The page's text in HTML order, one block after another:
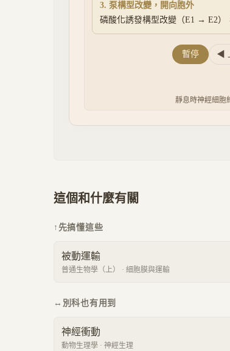
3. 泵構型改變，開向胞外
磷酸化誘發構型改變（E1 → E2）
暫停 ◀
靜息時神經細胞
這個和什麼有關
↑ 先搞懂這些
被動運輸
普通生物學（上） · 細胞膜與運輸
↔ 別科也有用到
神經衝動
動物生理學 · 神經生理